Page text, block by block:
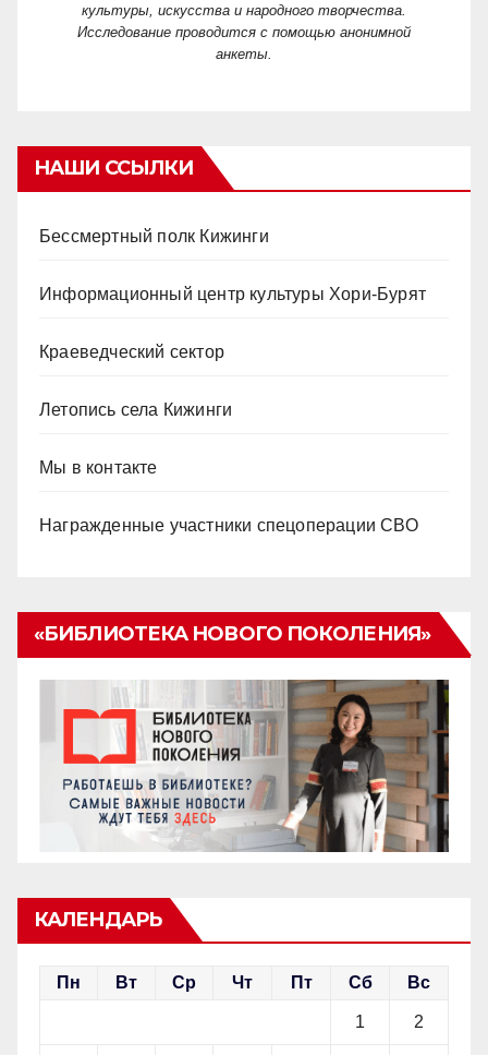
культуры, искусства и народного творчества.
Исследование проводится с помощью анонимной
анкеты.
НАШИ ССЫЛКИ
Бессмертный полк Кижинги
Информационный центр культуры Хори-Бурят
Краеведческий сектор
Летопись села Кижинги
Мы в контакте
Награжденные участники спецоперации СВО
«БИБЛИОТЕКА НОВОГО ПОКОЛЕНИЯ»
КАЛЕНДАРЬ
Пн Вт Ср Чт Пт Сб Вс
1 2